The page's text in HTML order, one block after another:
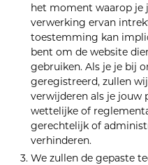
het moment waarop
verwerking ervan
toestemming kan
bent om de website
gebruiken. Als je je bij
geregistreerd, zullen
verwijderen als je jouw
wettelijke of
gerechtelijk of
verhinderen.
We zullen de gepaste